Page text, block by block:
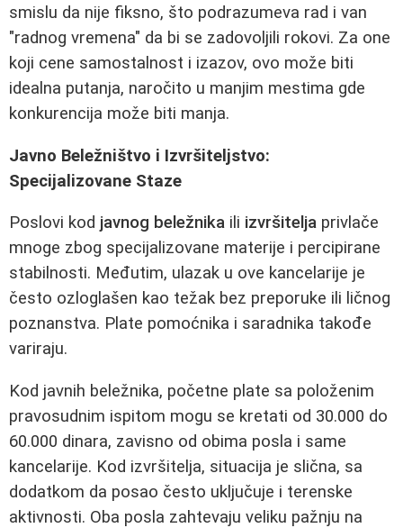
smislu da nije fiksno, što podrazumeva rad i van
"radnog vremena" da bi se zadovoljili rokovi. Za one
koji cene samostalnost i izazov, ovo može biti
idealna putanja, naročito u manjim mestima gde
konkurencija može biti manja.
Javno Beležništvo i Izvršiteljstvo:
Specijalizovane Staze
Poslovi kod javnog beležnika ili izvršitelja privlače
mnoge zbog specijalizovane materije i percipirane
stabilnosti. Međutim, ulazak u ove kancelarije je
često ozloglašen kao težak bez preporuke ili ličnog
poznanstva. Plate pomoćnika i saradnika takođe
variraju.
Kod javnih beležnika, početne plate sa položenim
pravosudnim ispitom mogu se kretati od 30.000 do
60.000 dinara, zavisno od obima posla i same
kancelarije. Kod izvršitelja, situacija je slična, sa
dodatkom da posao često uključuje i terenske
aktivnosti. Oba posla zahtevaju veliku pažnju na